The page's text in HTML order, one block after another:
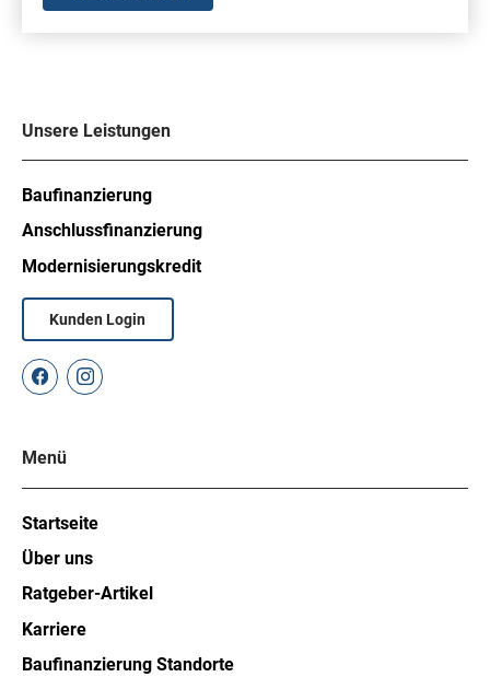
Unsere Leistungen
Baufinanzierung
Anschlussfinanzierung
Modernisierungskredit
Kunden Login
Menü
Startseite
Über uns
Ratgeber-Artikel
Karriere
Baufinanzierung Standorte